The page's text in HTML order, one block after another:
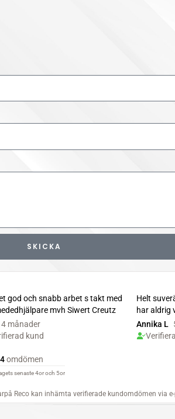
SKICKA